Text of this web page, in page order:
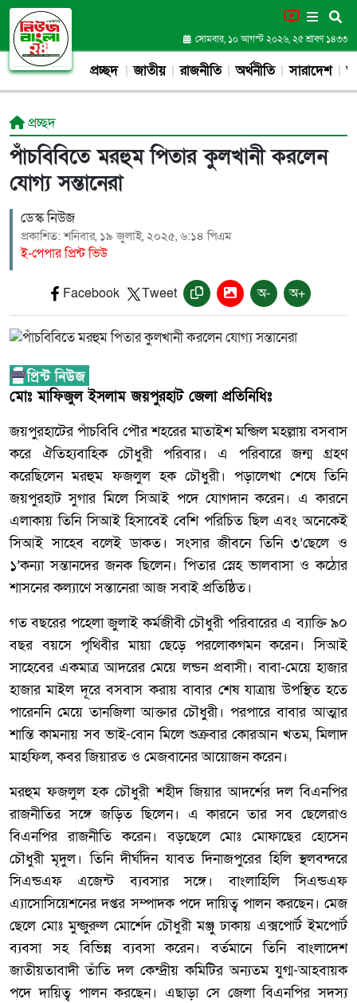
সোমবার, ১০ আগস্ট ২০২৬, ২৫ শ্রাবণ ১৪৩৩
প্রচ্ছদ জাতীয় রাজনীতি অর্থনীতি সারাদেশ
প্রচ্ছদ
পাঁচবিবিতে মরহুম পিতার কুলখানী করলেন
যোগ্য সন্তানেরা
ডেস্ক নিউজ
প্রকাশিত: শনিবার, ১৯ জুলাই, ২০২৫, ৬:১৪ পিএম
ই-পেপার প্রিন্ট ভিউ
Facebook Tweet অ- অ+
মোঃ মাফিজুল ইসলাম জয়পুরহাট জেলা প্রতিনিধিঃ
জয়পুরহাটের পাঁচবিবি পৌর শহরের মাতাইশ মন্জিল মহল্লায় বসবাস
করে ঐতিহ্যবাহিক চৌধুরী পরিবার। এ পরিবারে জন্ম গ্রহণ
করেছিলেন মরহুম ফজলুল হক চৌধুরী। পড়ালেখা শেষে তিনি
জয়পুরহাট সুগার মিলে সিআই পদে যোগদান করেন। এ কারনে
এলাকায় তিনি সিআই হিসাবেই বেশি পরিচিত ছিল এবং অনেকেই
সিআই সাহেব বলেই ডাকত। সংসার জীবনে তিনি ৩’ছেলে ও
১’কন্যা সন্তানদের জনক ছিলেন। পিতার স্নেহ ভালবাসা ও কঠোর
শাসনের কল্যাণে সন্তানেরা আজ সবাই প্রতিষ্ঠিত।
গত বছরের পহেলা জুলাই কর্মজীবী চৌধুরী পরিবারের এ ব্যাক্তি ৯০
বছর বয়সে পৃথিবীর মায়া ছেড়ে পরলোকগমন করেন। সিআই
সাহেবের একমাত্র আদরের মেয়ে লন্ডন প্রবাসী। বাবা-মেয়ে হাজার
হাজার মাইল দূরে বসবাস করায় বাবার শেষ যাত্রায় উপস্থিত হতে
পারেননি মেয়ে তানজিলা আক্তার চৌধুরী। পরপারে বাবার আত্মার
শান্তি কামনায় সব ভাই-বোন মিলে শুক্রবার কোরআন খতম, মিলাদ
মাহফিল, কবর জিয়ারত ও মেজবানের আয়োজন করেন।
মরহুম ফজলুল হক চৌধুরী শহীদ জিয়ার আদর্শের দল বিএনপির
রাজনীতির সঙ্গে জড়িত ছিলেন। এ কারনে তার সব ছেলেরাও
বিএনপির রাজনীতি করেন। বড়ছেলে মোঃ মোফাছের হোসেন
চৌধুরী মৃদুল। তিনি দীর্ঘদিন যাবত দিনাজপুরের হিলি স্থলবন্দরে
সিএন্ডএফ এজেন্ট ব্যবসার সঙ্গে। বাংলাহিলি সিএন্ডএফ
এ্যাসোসিয়েশনের দপ্তর সম্পাদক পদে দায়িত্ব পালন করছেন। মেজ
ছেলে মোঃ মুন্জুরুল মোর্শেদ চৌধুরী মঞ্জু ঢাকায় এক্সপোর্ট ইমপোর্ট
ব্যবসা সহ বিভিন্ন ব্যবসা করেন। বর্তমানে তিনি বাংলাদেশ
জাতীয়তাবাদী তাঁতি দল কেন্দ্রীয় কমিটির অন্যতম যুগ্ম-আহবায়ক
পদে দায়িত্ব পালন করছেন। এছাড়া সে জেলা বিএনপির সদস্য